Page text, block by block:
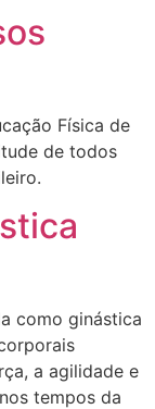
Física de
de todos
como ginástica
a agilidade e
tempos da